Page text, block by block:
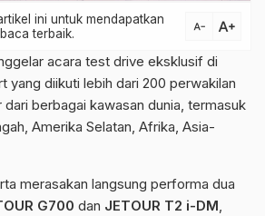
ini untuk mendapatkan
terbaik.
text_decrease text_increase
acara test drive eksklusif di
yang diikuti lebih dari 200 perwakilan
berbagai kawasan dunia, termasuk
Amerika Selatan, Afrika, Asia-
merasakan langsung performa dua
G700 dan JETOUR T2 i-DM,